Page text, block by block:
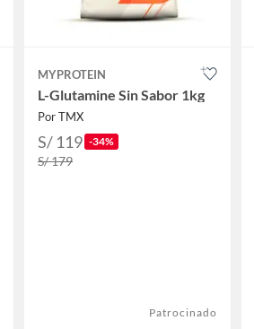
MYPROTEIN
L-Glutamine Sin Sabor 1kg
Por TMX
S/ 119 -34%
S/ 179
Patrocinado